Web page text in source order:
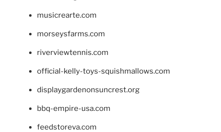
musicrearte.com
morseysfarms.com
riverviewtennis.com
official-kelly-toys-squishmallows.com
displaygardenonsuncrest.org
bbq-empire-usa.com
feedstoreva.com